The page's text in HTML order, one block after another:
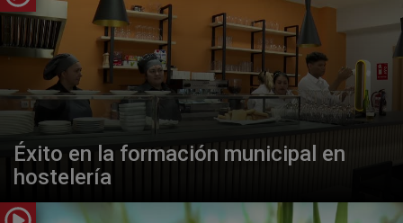
Éxito en la formación municipal en
hostelería